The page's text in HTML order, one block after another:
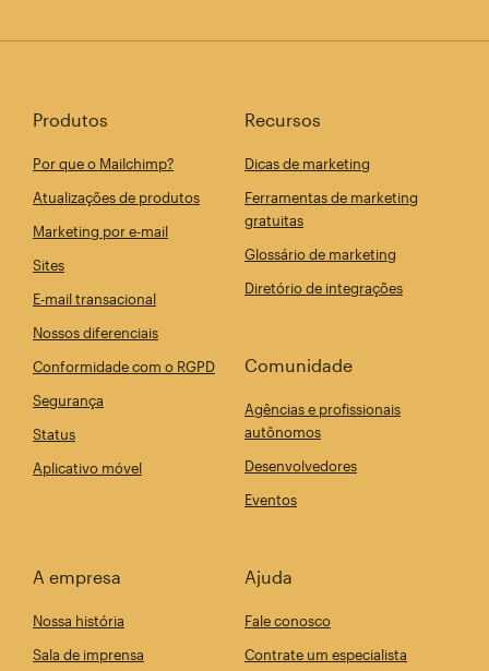
Produtos
Por que o Mailchimp?
Atualizações de produtos
Marketing por e-mail
Sites
E-mail transacional
Nossos diferenciais
Conformidade com o RGPD
Segurança
Status
Aplicativo móvel
Recursos
Dicas de marketing
Ferramentas de marketing
gratuitas
Glossário de marketing
Diretório de integrações
Comunidade
Agências e profissionais
autônomos
Desenvolvedores
Eventos
A empresa
Nossa história
Sala de imprensa
Ajuda
Fale conosco
Contrate um especialista